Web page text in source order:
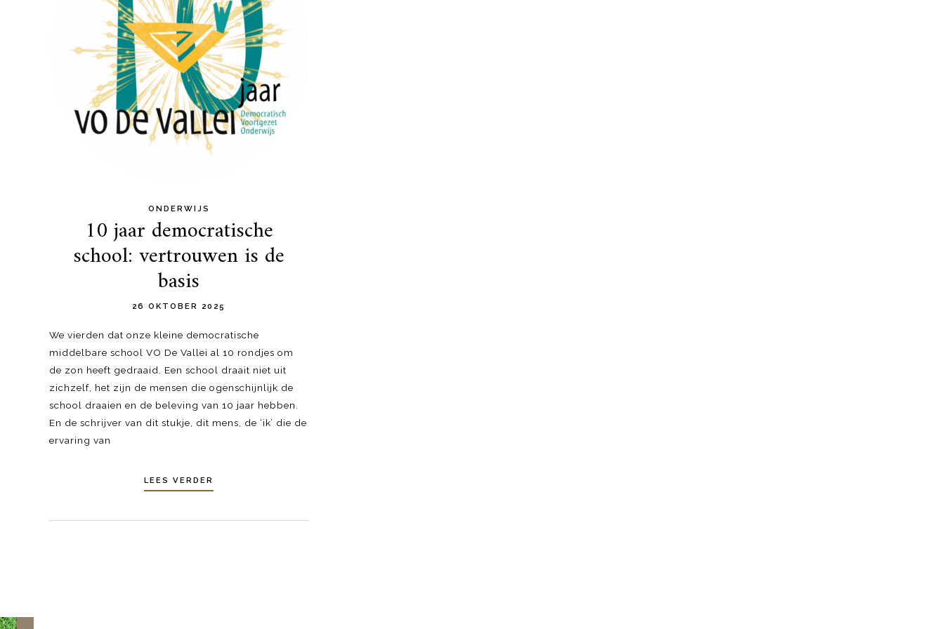
ONDERWIJS
10 jaar democratische
school: vertrouwen is de
basis
26 OKTOBER 2025
We vierden dat onze kleine democratische
middelbare school VO De Vallei al 10 rondjes om
de zon heeft gedraaid. Een school draait niet uit
zichzelf, het zijn de mensen die ogenschijnlijk de
school draaien en de beleving van 10 jaar hebben.
En de schrijver van dit stukje, dit mens, de ‘ik’ die de
ervaring van
LEES VERDER